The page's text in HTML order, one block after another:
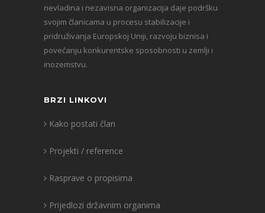
nevladina i nezavisna organizacija daje podršku
svojim članicama u procesu stabilizacije i
pridruživanja Europskoj Uniji, razvoju biznisa i
povećanju konkurentske sposobnosti u zemlji i
inozemstvu.
BRZI LINKOVI
Kako postati član
Projekti / reference
Rasprave o propisima
Prijedlozi državnim organima